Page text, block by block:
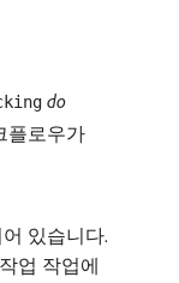
do
플로우가
있습니다.
업 작업에